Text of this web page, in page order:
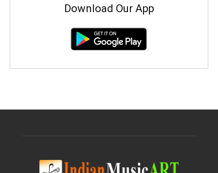
Download Our App